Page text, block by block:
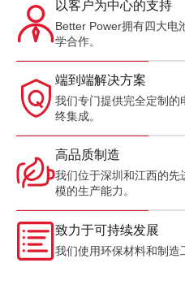
以客户为中心的支持
Better Power拥有四大电
学合作。
端到端解决方案
我们专门提供完全定制
终集成。
高品质制造
我们位于深圳和江西的
模的生产能力。
致力于可持续发展
我们使用环保材料和制造